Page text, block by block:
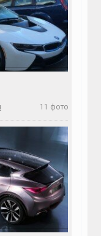
11 фото